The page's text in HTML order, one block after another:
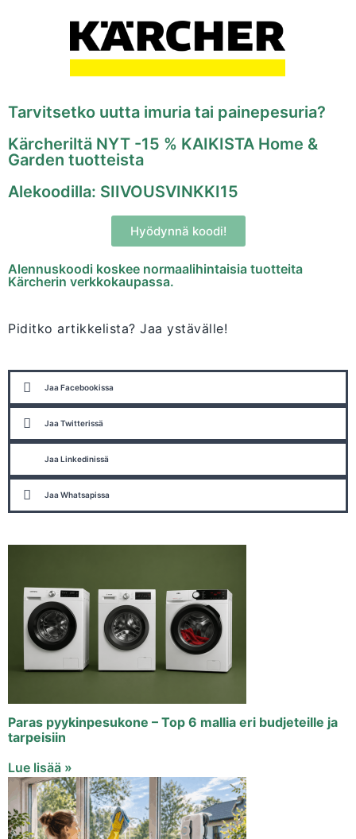
Tarvitsetko uutta imuria tai painepesuria?
Kärcheriltä NYT -15 % KAIKISTA Home &
Garden tuotteista
Alekoodilla: SIIVOUSVINKKI15
Hyödynnä koodi!
Alennuskoodi koskee normaalihintaisia tuotteita
Kärcherin verkkokaupassa.
Piditko artikkelista? Jaa ystävälle!
Jaa Facebookissa
Jaa Twitterissä
Jaa Linkedinissä
Jaa Whatsapissa
Paras pyykinpesukone – Top 6 mallia eri budjeteille ja
tarpeisiin
Lue lisää »